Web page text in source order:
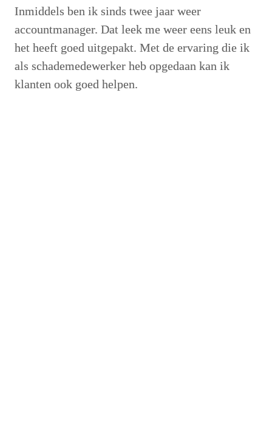
Inmiddels ben ik sinds twee jaar weer
accountmanager. Dat leek me weer eens leuk en
het heeft goed uitgepakt. Met de ervaring die ik
als schademedewerker heb opgedaan kan ik
klanten ook goed helpen.